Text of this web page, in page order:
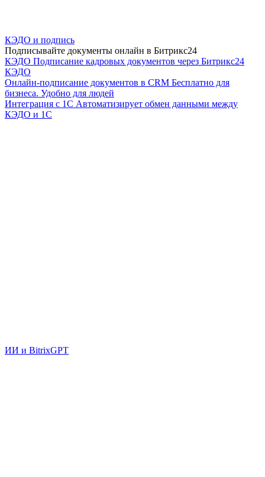
КЭДО и подпись
Подписывайте документы онлайн в Битрикс24
КЭДО Подписание кадровых документов через Битрикс24
КЭДО
Онлайн-подписание документов в CRM Бесплатно для
бизнеса. Удобно для людей
Интеграция с 1С Автоматизирует обмен данными между
КЭДО и 1С
ИИ и BitrixGPT